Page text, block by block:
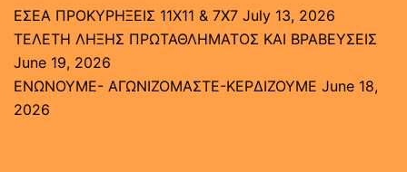
ΕΣΕΑ ΠΡΟΚΥΡΗΞΕΙΣ 11Χ11 & 7Χ7 July 13, 2026
ΤΕΛΕΤΗ ΛΗΞΗΣ ΠΡΩΤΑΘΛΗΜΑΤΟΣ ΚΑΙ ΒΡΑΒΕΥΣΕΙΣ
June 19, 2026
ΕΝΩΝΟΥΜΕ- ΑΓΩΝΙΖΟΜΑΣΤΕ-ΚΕΡΔΙΖΟΥΜΕ June 18,
2026